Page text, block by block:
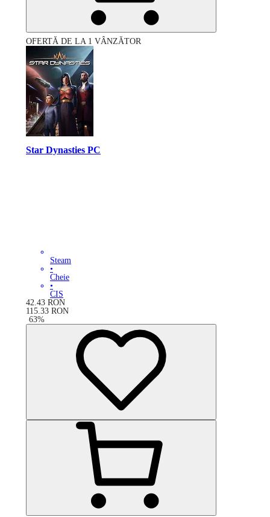
OFERTĂ DE LA 1 VÂNZĂTOR
Star Dynasties PC
Steam
•
Cheie
•
CIS
42.43 RON
115.33 RON
-63%